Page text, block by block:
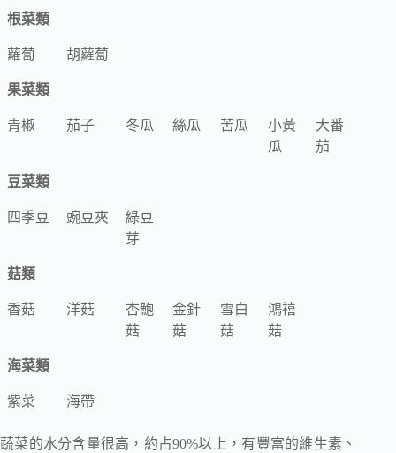
根菜類
蘿蔔 胡蘿蔔
果菜類
青椒 茄子 冬瓜 絲瓜 苦瓜
小黃
瓜
大番
茄
豆菜類
四季豆 豌豆夾
綠豆
芽
菇類
香菇 洋菇
杏鮑
菇
金針
菇
雪白
菇
鴻禧
菇
海菜類
紫菜 海帶
蔬菜的水分含量很高，約占90%以上，有豐富的維生素、